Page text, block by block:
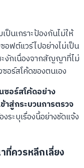
นเกราะป้องกันไม่ให้
ฟต์แวร์ไปอย่างไม่เป็น
งักเนื่องจากสัญญาที่ไม่
อร์สโค้ดของตนเอง
ซอร์สโค้ดอย่าง
สู่กระบวนการตรวจ
ะบุเรื่องนี้อย่างชัดแจ้ง
ควรหลีกเลี่ยง